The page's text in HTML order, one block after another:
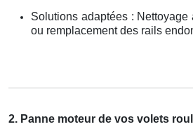
Solutions adaptées : Nettoyage
ou remplacement des rails
2. Panne moteur de vos volets